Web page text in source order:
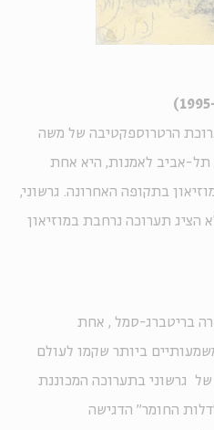
הרטרוספקטיבה של משה
תל-אביב לאמנות, היא אחת
בתקופה האחרונה. גרשוני,
הציג תערוכה נרחבת במוזיאון
בריטברג-סמל , אחת
ביותר שקמו לעולם
גרשוני בתערוכה המכוננת
בתזה "דלות החומר" הדגישה